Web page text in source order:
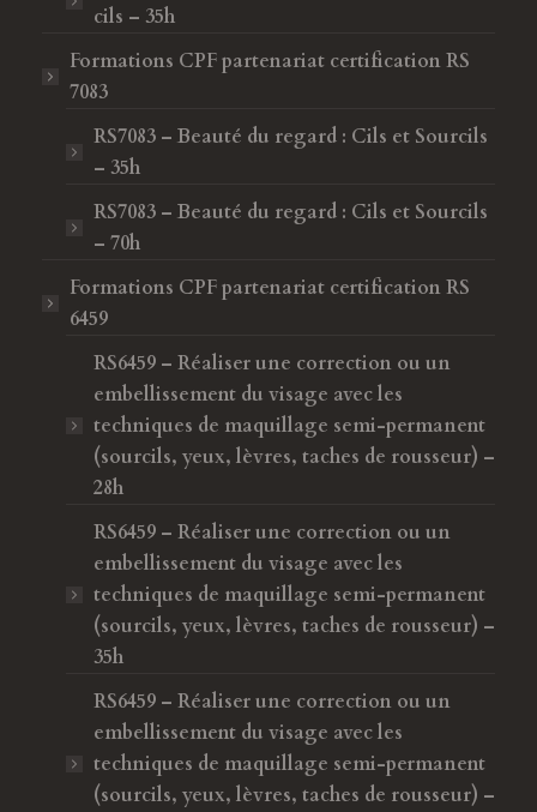
cils – 35h
Formations CPFpartenariat certification RS
7083
RS7083 – Beauté du regard : Cils et Sourcils
– 35h
RS7083 – Beauté du regard : Cils et Sourcils
– 70h
Formations CPFpartenariat certification RS
6459
RS6459 – Réaliser une correction ou un
embellissement du visage avec les
techniques de maquillage semi-permanent
(sourcils, yeux, lèvres, taches de rousseur) –
28h
RS6459 – Réaliser une correction ou un
embellissement du visage avec les
techniques de maquillage semi-permanent
(sourcils, yeux, lèvres, taches de rousseur) –
35h
RS6459 – Réaliser une correction ou un
embellissement du visage avec les
techniques de maquillage semi-permanent
(sourcils, yeux, lèvres, taches de rousseur) –